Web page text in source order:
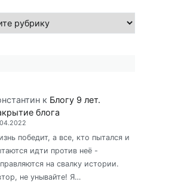
к Блогу 9 лет.
блога
победит, а все, кто пытался и
идти против неё -
на свалку истории.
не унывайте! Я…